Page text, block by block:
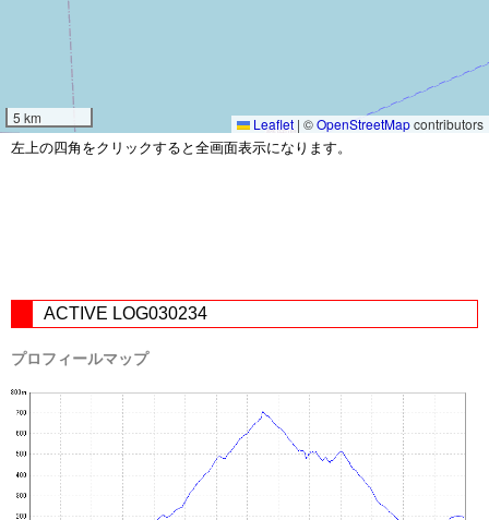
5 km Leaflet | ©OpenStreetMapcontributors
左上の四角をクリックすると全画面表示になります。
ACTIVE LOG030234
プロフィールマップ